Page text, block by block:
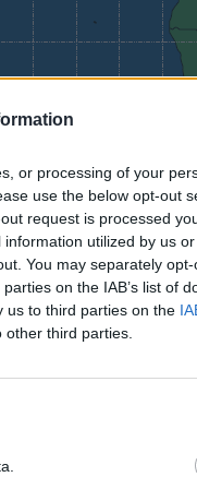
or processing of your
use the below opt-out
request is processed
utilized by us
You may separately
on the IAB’s list of
us to third parties on the
third parties.
pásmo, fixní 3 (mapa: